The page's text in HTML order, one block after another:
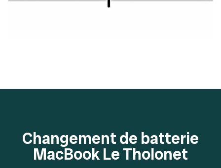
Changement de batterie
MacBook Le Tholonet